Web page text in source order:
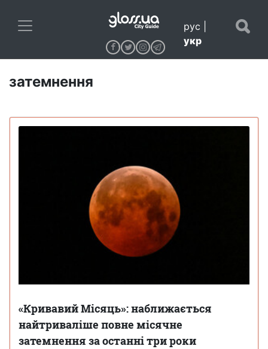
рус
укр
затемнення
«Кривавий Місяць»: наближається
найтриваліше повне місячне
затемнення за останні три роки